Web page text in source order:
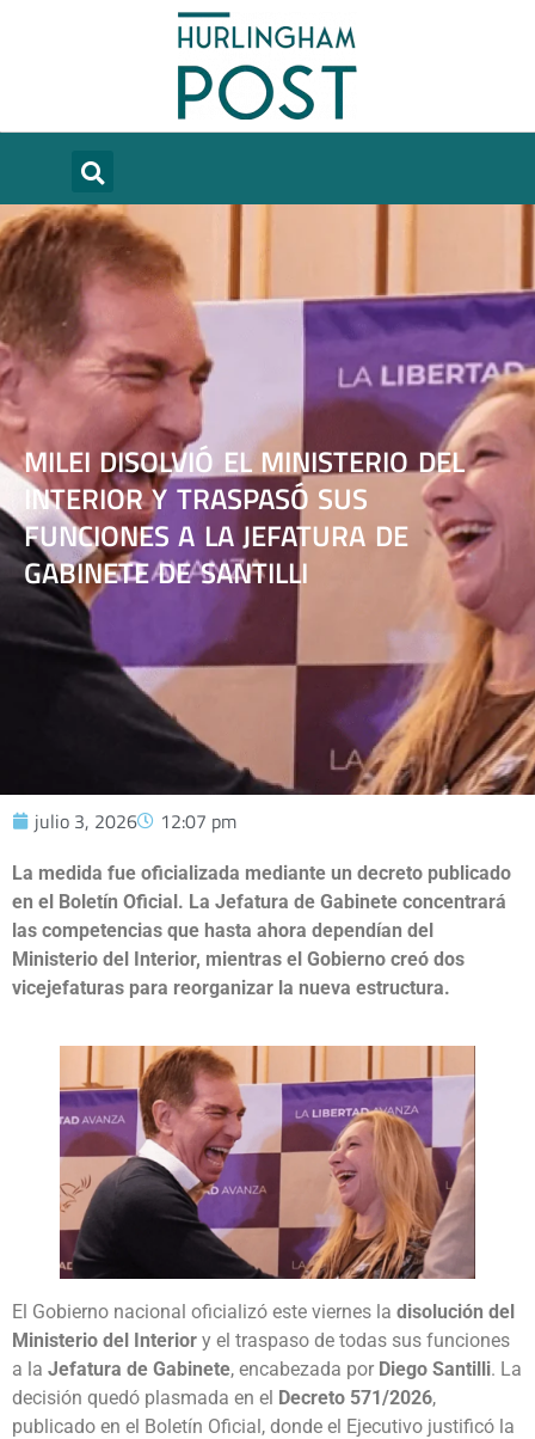
MILEI DISOLVIÓ EL MINISTERIO DEL
INTERIOR Y TRASPASÓ SUS
FUNCIONES A LA JEFATURA DE
GABINETE DE SANTILLI
julio 3, 2026 12:07 pm
La medida fue oficializada mediante un decreto publicado
en el Boletín Oficial. La Jefatura de Gabinete concentrará
las competencias que hasta ahora dependían del
Ministerio del Interior, mientras el Gobierno creó dos
vicejefaturas para reorganizar la nueva estructura.
El Gobierno nacional oficializó este viernes la disolución del
Ministerio del Interior y el traspaso de todas sus funciones
a la Jefatura de Gabinete, encabezada por Diego Santilli. La
decisión quedó plasmada en el Decreto 571/2026,
publicado en el Boletín Oficial, donde el Ejecutivo justificó la